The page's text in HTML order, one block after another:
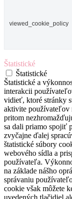
viewed_cookie_policy
Štatistické
Štatistické
Štatistické a
interakcii
vidieť, ktoré stránky
aktivite používateľov
pritom
sa dali priamo spojiť
zvyčajne ďalej
štatistické súbory
webového sídla a
používateľa.
na základe nášho
správaniu
cookie však môžete
uvedených tlačidiel